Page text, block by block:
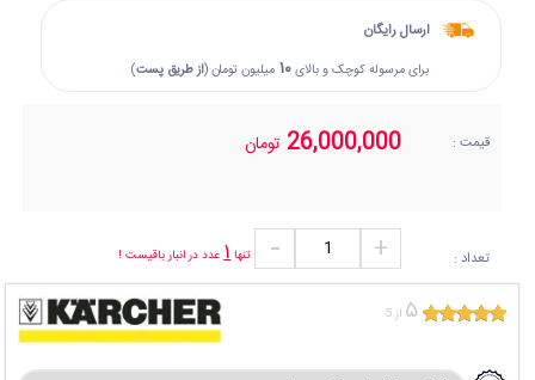
ارسال رایگان
برای مرسوله کوچک و بالای۱۰ میلیون تومان (از طریق پست)
قیمت : 26,000,000 تومان
تعداد : تنها۱عدد در انبار باقیست !
۵ از 5